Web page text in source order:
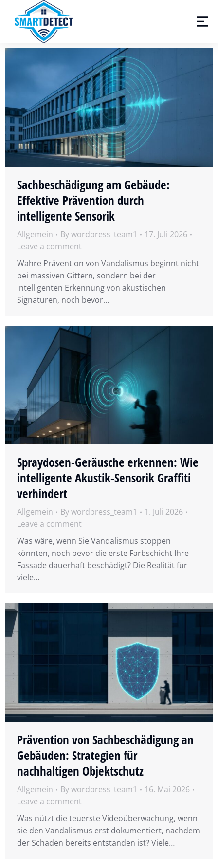
Sachbeschädigung am Gebäude:
Effektive Prävention durch
intelligente Sensorik
Allgemein Bywordpress_team1
17. Juli 2026
Leave a comment
Wahre Prävention von Vandalismus beginnt nicht
bei massiven Gittern, sondern bei der
intelligenten Erkennung von akustischen
Signaturen, noch bevor…
Spraydosen-Geräusche erkennen: Wie
intelligente Akustik-Sensorik Graffiti
verhindert
Allgemein Bywordpress_team1
1. Juli 2026
Leave a comment
Was wäre, wenn Sie Vandalismus stoppen
könnten, noch bevor die erste Farbschicht Ihre
Fassade dauerhaft beschädigt? Die Realität für
viele…
Prävention von Sachbeschädigung an
Gebäuden: Strategien für
nachhaltigen Objektschutz
Allgemein Bywordpress_team1
16. Mai 2026
Leave a comment
Was nützt die teuerste Videoüberwachung, wenn
sie den Vandalismus erst dokumentiert, nachdem
der Schaden bereits entstanden ist? Viele…